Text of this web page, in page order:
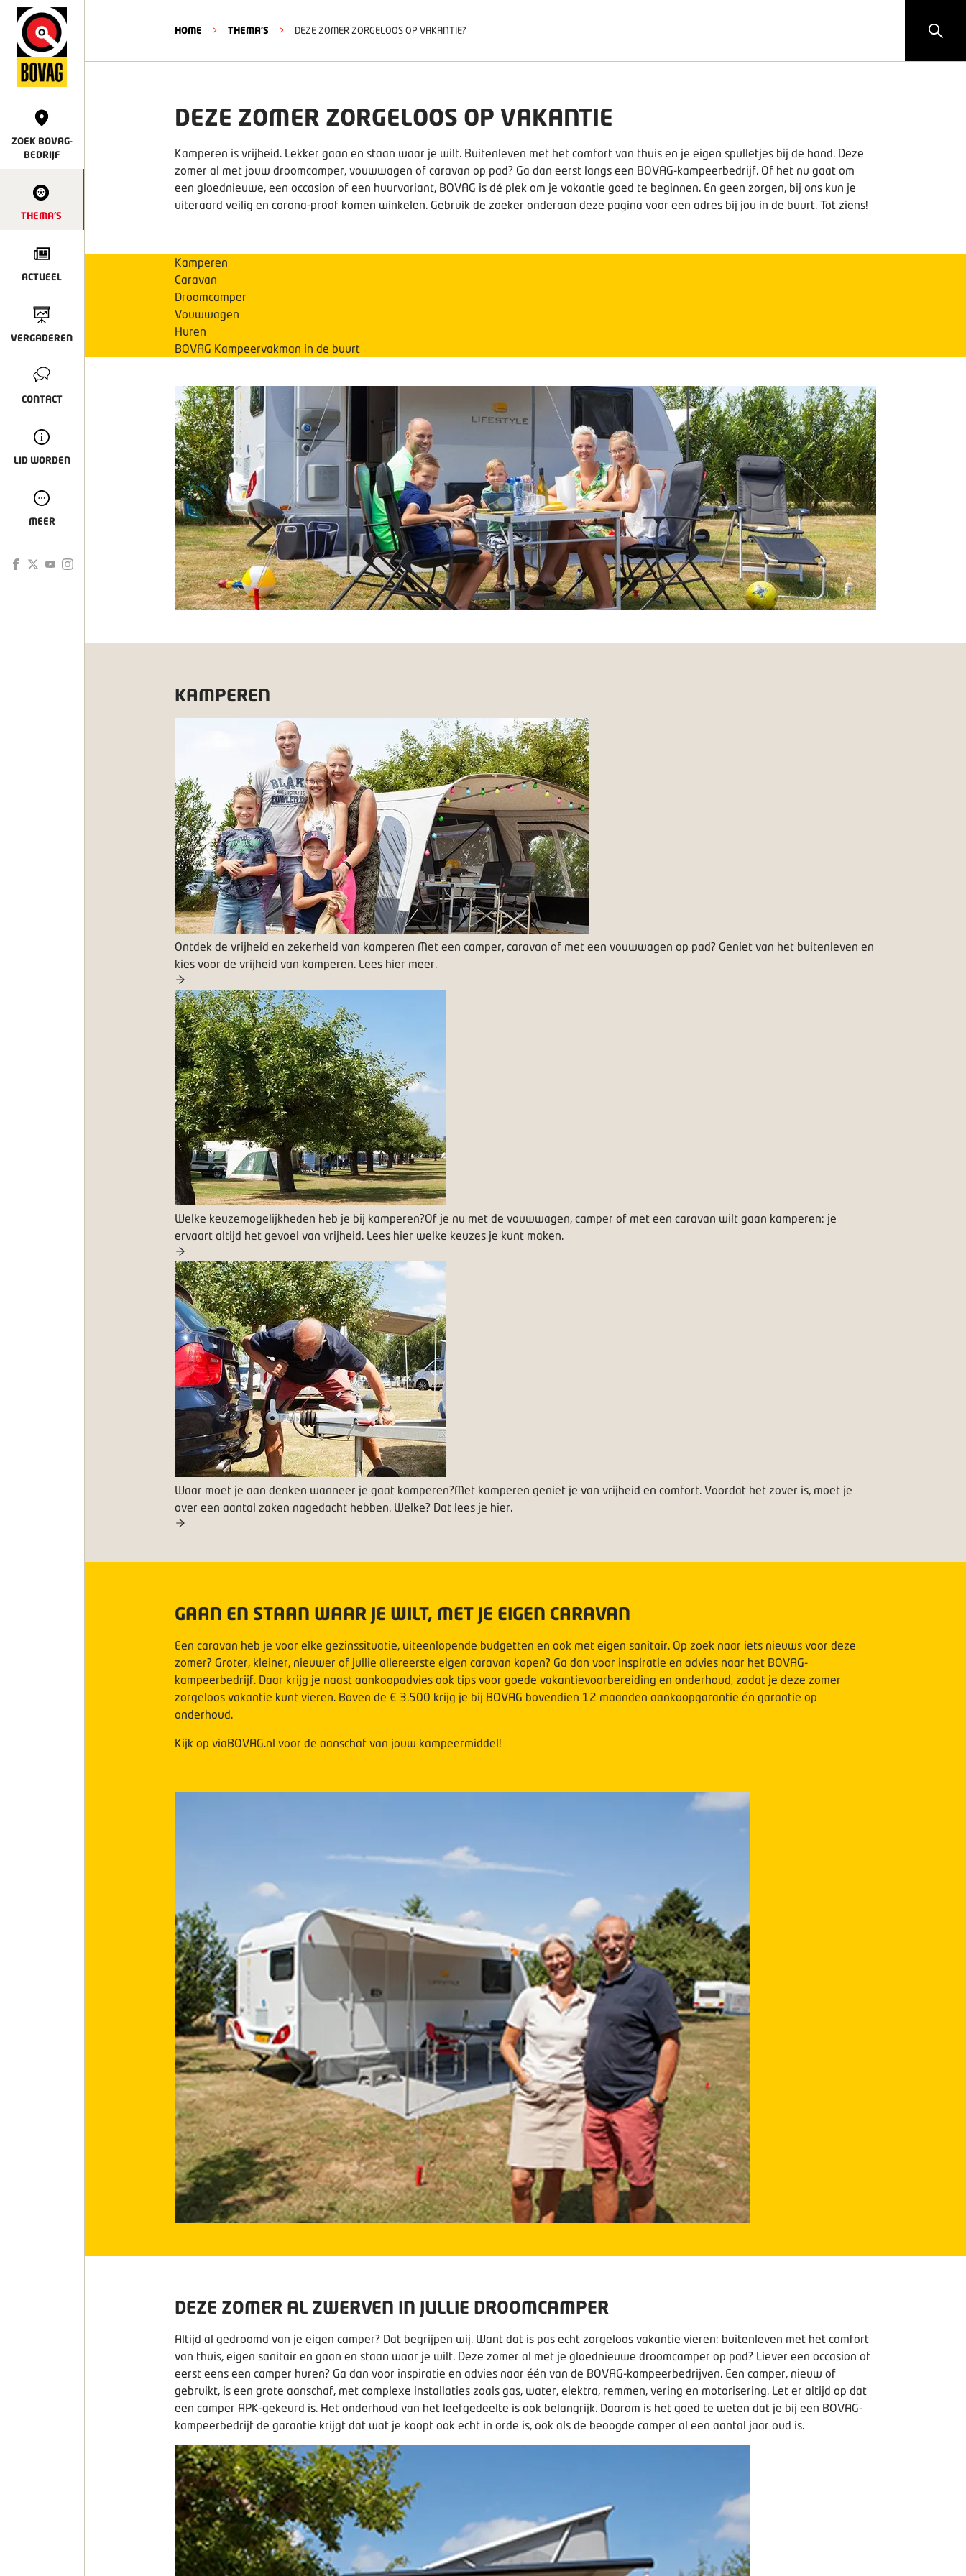
ZOEK BOVAG-
BEDRIJF
THEMA'S
ACTUEEL
VERGADEREN
CONTACT
LID WORDEN
MEER
HOME > THEMA'S > DEZE ZOMER ZORGELOOS OP VAKANTIE?
DEZE ZOMER ZORGELOOS OP VAKANTIE
Kamperen is vrijheid. Lekker gaan en staan waar je wilt. Buitenleven met het comfort van thuis en je eigen spulletjes bij de hand. Deze
zomer al met jouw droomcamper, vouwwagen of caravan op pad? Ga dan eerst langs een BOVAG-kampeerbedrijf. Of het nu gaat om
een gloednieuwe, een occasion of een huurvariant, BOVAG is dé plek om je vakantie goed te beginnen. En geen zorgen, bij ons kun je
uiteraard veilig en corona-proof komen winkelen. Gebruik de zoeker onderaan deze pagina voor een adres bij jou in de buurt. Tot ziens!
Kamperen
Caravan
Droomcamper
Vouwwagen
Huren
BOVAG Kampeervakman in de buurt
KAMPEREN
Ontdek de vrijheid en zekerheid van kamperen Met een camper, caravan of met een vouwwagen op pad? Geniet van het buitenleven en
kies voor de vrijheid van kamperen. Lees hier meer.
Welke keuzemogelijkheden heb je bij kamperen?Of je nu met de vouwwagen, camper of met een caravan wilt gaan kamperen: je
ervaart altijd het gevoel van vrijheid. Lees hier welke keuzes je kunt maken.
Waar moet je aan denken wanneer je gaat kamperen?Met kamperen geniet je van vrijheid en comfort. Voordat het zover is, moet je
over een aantal zaken nagedacht hebben. Welke? Dat lees je hier.
GAAN EN STAAN WAAR JE WILT, MET JE EIGEN CARAVAN
Een caravan heb je voor elke gezinssituatie, uiteenlopende budgetten en ook met eigen sanitair. Op zoek naar iets nieuws voor deze
zomer? Groter, kleiner, nieuwer of jullie allereerste eigen caravan kopen? Ga dan voor inspiratie en advies naar het BOVAG-
kampeerbedrijf. Daar krijg je naast aankoopadvies ook tips voor goede vakantievoorbereiding en onderhoud, zodat je deze zomer
zorgeloos vakantie kunt vieren. Boven de € 3.500 krijg je bij BOVAG bovendien 12 maanden aankoopgarantie én garantie op
onderhoud.
Kijk op viaBOVAG.nl voor de aanschaf van jouw kampeermiddel!
DEZE ZOMER AL ZWERVEN IN JULLIE DROOMCAMPER
Altijd al gedroomd van je eigen camper? Dat begrijpen wij. Want dat is pas echt zorgeloos vakantie vieren: buitenleven met het comfort
van thuis, eigen sanitair en gaan en staan waar je wilt. Deze zomer al met je gloednieuwe droomcamper op pad? Liever een occasion of
eerst eens een camper huren? Ga dan voor inspiratie en advies naar één van de BOVAG-kampeerbedrijven. Een camper, nieuw of
gebruikt, is een grote aanschaf, met complexe installaties zoals gas, water, elektra, remmen, vering en motorisering. Let er altijd op dat
een camper APK-gekeurd is. Het onderhoud van het leefgedeelte is ook belangrijk. Daarom is het goed te weten dat je bij een BOVAG-
kampeerbedrijf de garantie krijgt dat wat je koopt ook echt in orde is, ook als de beoogde camper al een aantal jaar oud is.